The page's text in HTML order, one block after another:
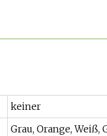
keiner
Grau, Orange, Weiß,